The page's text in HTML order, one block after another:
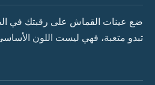
ضع عينات القماش على رقبتك في
تبدو متعبة، فهي ليست اللون